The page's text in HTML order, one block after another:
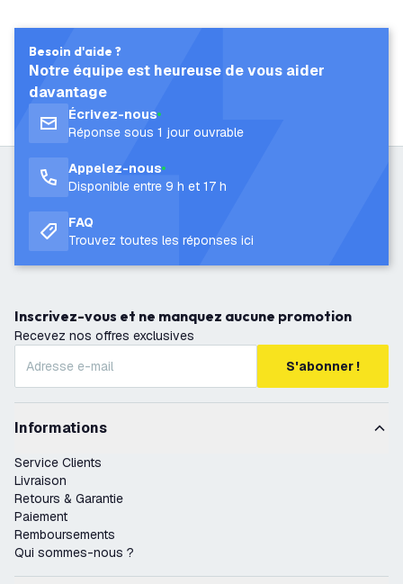
Besoin d'aide ?
Notre équipe est heureuse de vous aider
davantage
Écrivez-nous
Réponse sous 1 jour ouvrable
Appelez-nous
Disponible entre 9 h et 17 h
FAQ
Trouvez toutes les réponses ici
Inscrivez-vous et ne manquez aucune promotion
Recevez nos offres exclusives
S'abonner !
Informations
Service Clients
Livraison
Retours & Garantie
Paiement
Remboursements
Qui sommes-nous ?